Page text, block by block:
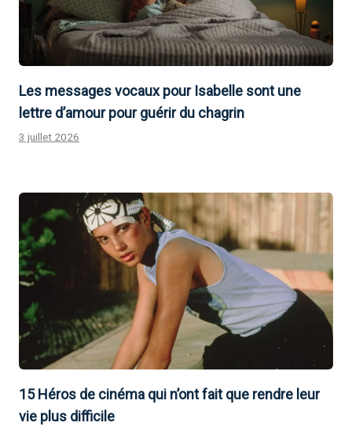
Les messages vocaux pour Isabelle sont une
lettre d’amour pour guérir du chagrin
3 juillet 2026
15 Héros de cinéma qui n’ont fait que rendre leur
vie plus difficile